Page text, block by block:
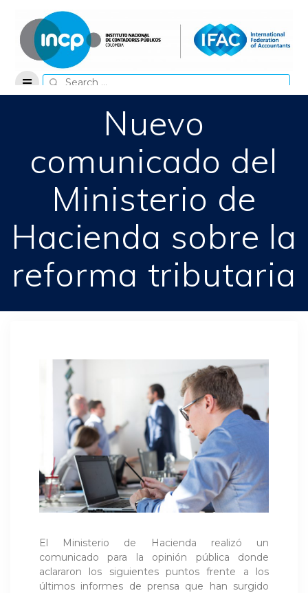
content
Search
for:
Nuevo
comunicado del
Ministerio de
Hacienda sobre la
reforma tributaria
El Ministerio de Hacienda realizó un
comunicado para la opinión pública donde
aclararon los siguientes puntos frente a los
últimos informes de prensa que han surgido